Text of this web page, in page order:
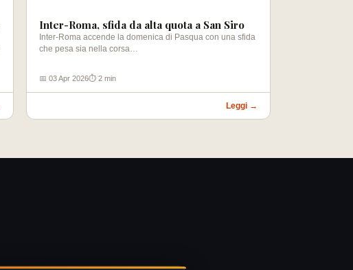
Inter-Roma, sfida da alta quota a San Siro
Inter-Roma accende la domenica di Pasqua con una sfida
che pesa sia nella corsa…
📅 03 Apr 2026⏱ 2 min
Leggi →